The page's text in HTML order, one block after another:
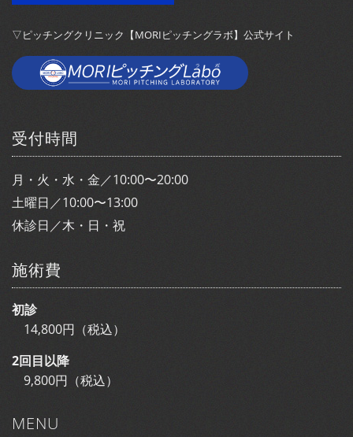
▽ピッチングクリニック【MORIピッチングラボ】公式サイト
受付時間
月・火・水・金／10:00〜20:00
土曜日／10:00〜13:00
休診日／木・日・祝
施術費
初診
14,800円（税込）
2回目以降
9,800円（税込）
MENU